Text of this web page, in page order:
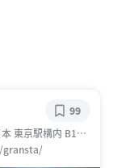
東京駅構内 B1～
99